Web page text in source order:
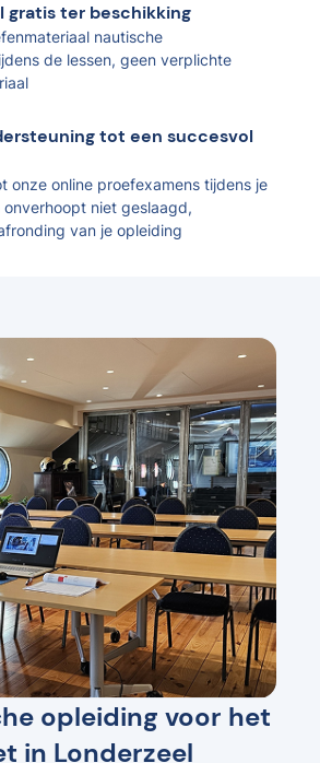
gratis ter beschikking
nautische
de lessen, geen verplichte
tot een succesvol
onze online proefexamens tijdens je
niet geslaagd,
van je opleiding
opleiding voor het
in Londerzeel